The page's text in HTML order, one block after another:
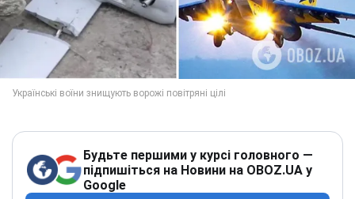
Будьте першими у курсі головного —
підпишіться на Новини на OBOZ.UA у
Google